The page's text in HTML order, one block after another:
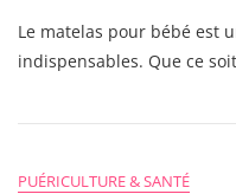
Le matelas pour bébé est
indispensables. Que ce
PUÉRICULTURE & SANTÉ